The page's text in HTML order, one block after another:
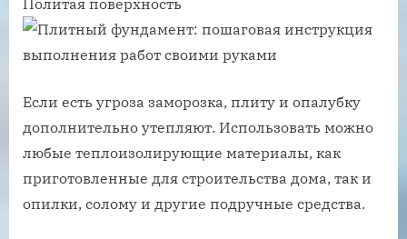
Политая поверхность
Если есть угроза заморозка, плиту и опалубку
дополнительно утепляют. Использовать можно
любые теплоизолирующие материалы, как
приготовленные для строительства дома, так и
опилки, солому и другие подручные средства.